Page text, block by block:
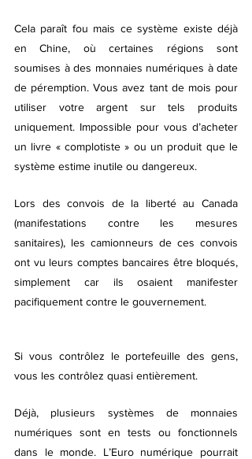
Cela paraît fou mais ce système existe déjà
en Chine, où certaines régions sont
soumises à des monnaies numériques à date
de péremption. Vous avez tant de mois pour
utiliser votre argent sur tels produits
uniquement. Impossible pour vous d’acheter
un livre « complotiste » ou un produit que le
système estime inutile ou dangereux.
Lors des convois de la liberté au Canada
(manifestations contre les mesures
sanitaires), les camionneurs de ces convois
ont vu leurs comptes bancaires être bloqués,
simplement car ils osaient manifester
pacifiquement contre le gouvernement.
Si vous contrôlez le portefeuille des gens,
vous les contrôlez quasi entièrement.
Déjà, plusieurs systèmes de monnaies
numériques sont en tests ou fonctionnels
dans le monde. L’Euro numérique pourrait